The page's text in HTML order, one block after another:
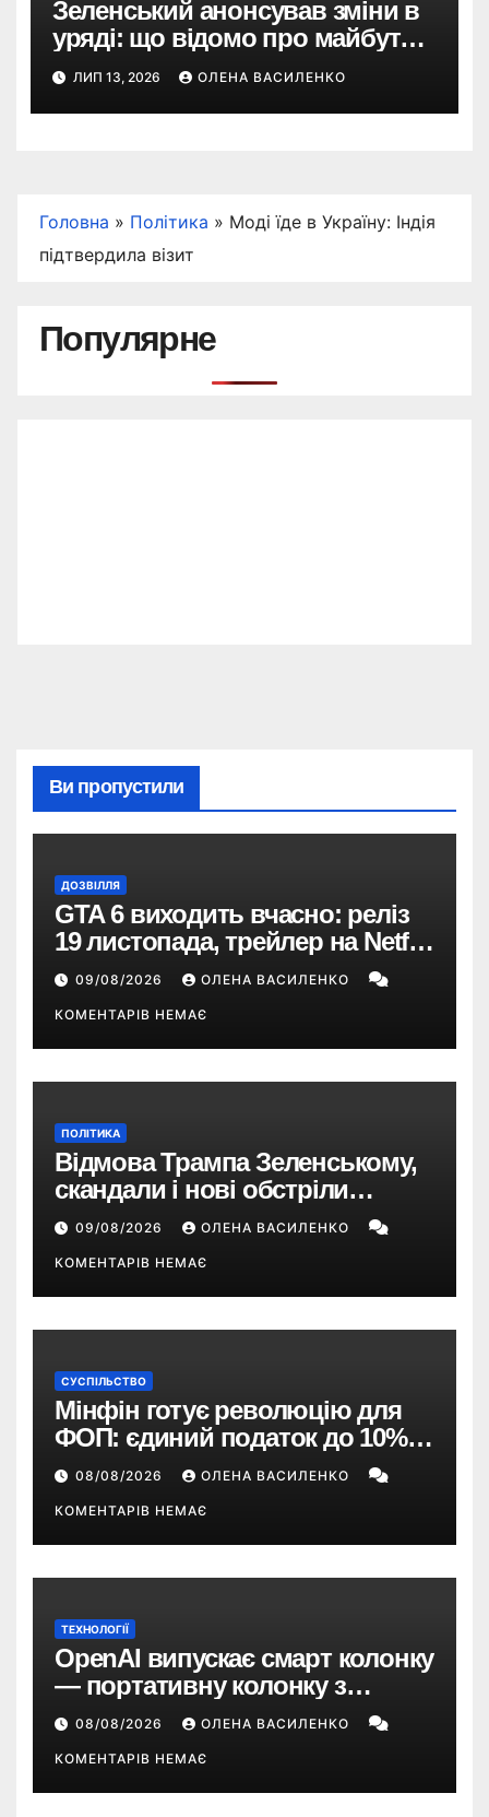
Зеленський анонсував зміни в
уряді: що відомо про майбутню
роль Юлії Свириденко
ЛИП 13, 2026 ОЛЕНА ВАСИЛЕНКО
Головна » Політика » Моді їде в Україну: Індія
підтвердила візит
Популярне
Ви пропустили
ДОЗВІЛЛЯ
GTA 6 виходить вчасно: реліз
19 листопада, трейлер на Netflix
і $180 млн передзамовлень
09/08/2026 ОЛЕНА ВАСИЛЕНКО
КОМЕНТАРІВ НЕМАЄ
ПОЛІТИКА
Відмова Трампа Зеленському,
скандали і нові обстріли
України – що пішло не так?
09/08/2026 ОЛЕНА ВАСИЛЕНКО
КОМЕНТАРІВ НЕМАЄ
СУСПІЛЬСТВО
Мінфін готує революцію для
ФОП: єдиний податок до 10%,
ПДВ з 2028 року та перегляд 2-ї
групи
08/08/2026 ОЛЕНА ВАСИЛЕНКО
КОМЕНТАРІВ НЕМАЄ
ТЕХНОЛОГІЇ
OpenAI випускає смарт колонку
— портативну колонку з
ChatGPT, камерою та цінником
понад $300
08/08/2026 ОЛЕНА ВАСИЛЕНКО
КОМЕНТАРІВ НЕМАЄ